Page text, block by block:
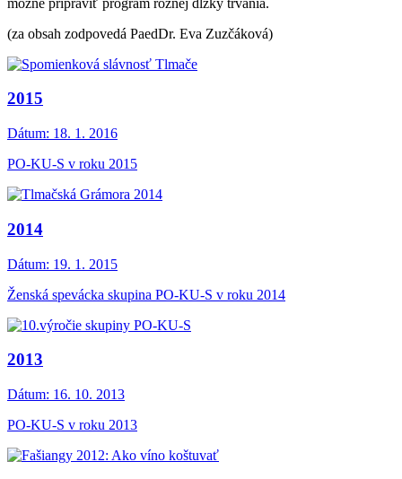
(za obsah zodpovedá PaedDr. Eva Zuzčáková)
2015
Dátum: 18. 1. 2016
PO-KU-S v roku 2015
2014
Dátum: 19. 1. 2015
Ženská spevácka skupina PO-KU-S v roku 2014
2013
Dátum: 16. 10. 2013
PO-KU-S v roku 2013